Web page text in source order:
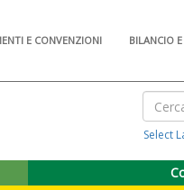
E CONVENZIONI BILANCIO
Select